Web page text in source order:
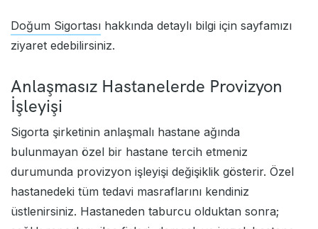
Doğum Sigortası hakkında detaylı bilgi için sayfamızı
ziyaret edebilirsiniz.
Anlaşmasız Hastanelerde Provizyon
İşleyişi
Sigorta şirketinin anlaşmalı hastane ağında
bulunmayan özel bir hastane tercih etmeniz
durumunda provizyon işleyişi değişiklik gösterir. Özel
hastanedeki tüm tedavi masraflarını kendiniz
üstlenirsiniz. Hastaneden taburcu olduktan sonra;